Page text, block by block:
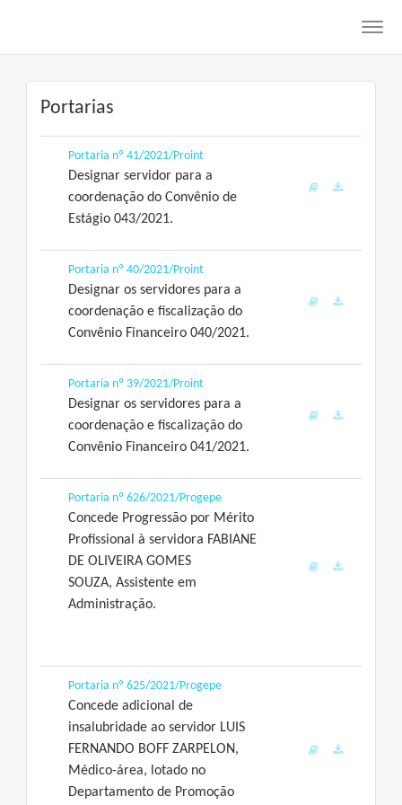
Portarias
Portaria nº 41/2021/Proint
Designar servidor para a
coordenação do Convênio de
Estágio 043/2021.
Portaria nº 40/2021/Proint
Designar os servidores para a
coordenação e fiscalização do
Convênio Financeiro 040/2021.
Portaria nº 39/2021/Proint
Designar os servidores para a
coordenação e fiscalização do
Convênio Financeiro 041/2021.
Portaria nº 626/2021/Progepe
Concede Progressão por Mérito
Profissional à servidora FABIANE
DE OLIVEIRA GOMES
SOUZA, Assistente em
Administração.
Portaria nº 625/2021/Progepe
Concede adicional de
insalubridade ao servidor LUIS
FERNANDO BOFF ZARPELON,
Médico-área, lotado no
Departamento de Promoção